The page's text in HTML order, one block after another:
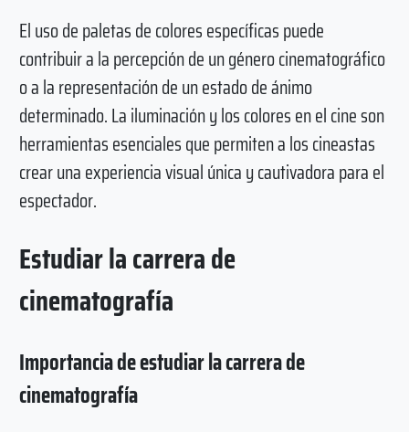
El uso de paletas de colores específicas puede
contribuir a la percepción de un género cinematográfico
o a la representación de un estado de ánimo
determinado. La iluminación y los colores en el cine son
herramientas esenciales que permiten a los cineastas
crear una experiencia visual única y cautivadora para el
espectador.
Estudiar la carrera de
cinematografía
Importancia de estudiar la carrera de
cinematografía